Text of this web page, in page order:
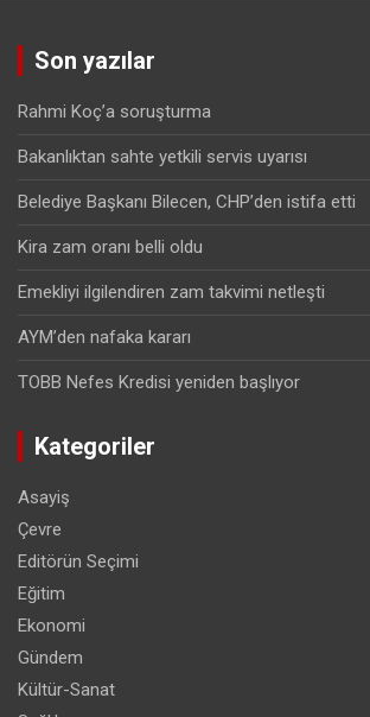
Son yazılar
Rahmi Koç’a soruşturma
Bakanlıktan sahte yetkili servis uyarısı
Belediye Başkanı Bilecen, CHP’den istifa etti
Kira zam oranı belli oldu
Emekliyi ilgilendiren zam takvimi netleşti
AYM’den nafaka kararı
TOBB Nefes Kredisi yeniden başlıyor
Kategoriler
Asayiş
Çevre
Editörün Seçimi
Eğitim
Ekonomi
Gündem
Kültür-Sanat